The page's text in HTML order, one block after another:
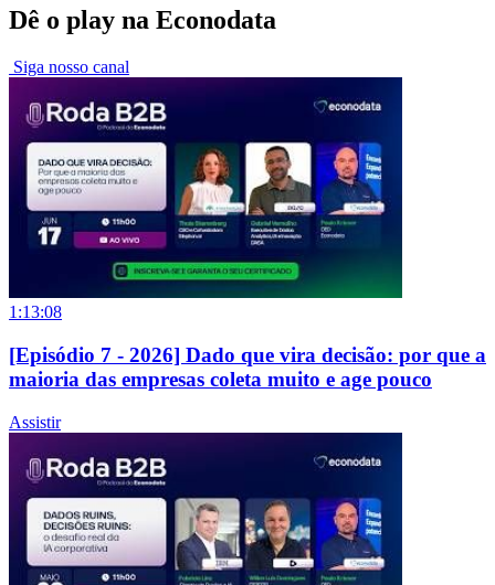
Dê o play na Econodata
Siga nosso canal
1:13:08
[Episódio 7 - 2026] Dado que vira decisão: por que a
maioria das empresas coleta muito e age pouco
Assistir